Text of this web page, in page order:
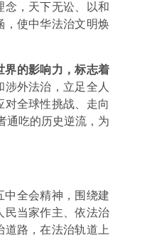
，天下无讼、以和
，使中华法治文明焕
的影响力，标志着
外法治，立足全人
全球性挑战、走向
通吃的历史逆流，为
中全会精神，围绕建
民当家作主、依法治
道路，在法治轨道上